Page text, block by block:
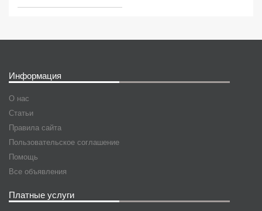
Информация
О нас
Статьи
Правила сайта
Пользовательское соглашение
Помощь
Все объявления
Платные услуги